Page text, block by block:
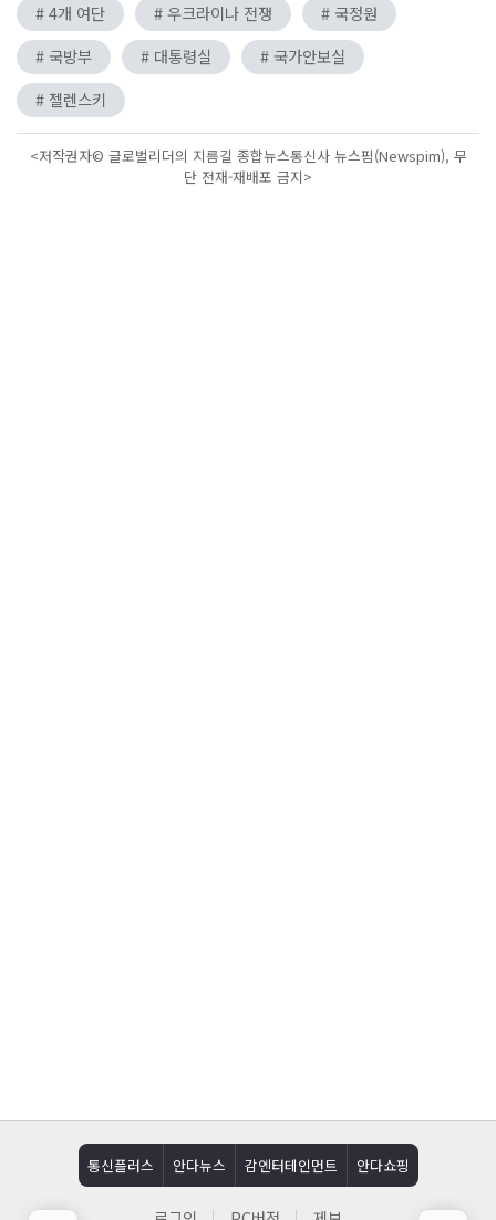
# 4개 여단
# 우크라이나 전쟁
# 국정원
# 국방부
# 대통령실
# 국가안보실
# 젤렌스키
<저작권자© 글로벌리더의 지름길 종합뉴스통신사 뉴스핌(Newspim), 무
단 전재-재배포 금지>
통신플러스 안다뉴스 감엔터테인먼트 안다쇼핑